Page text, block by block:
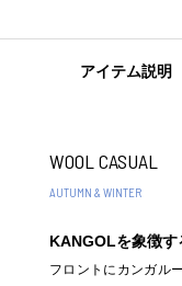
アイテム説明
WOOL CASUAL
AUTUMN & WINTER
KANGOLを象徴
フロントにカンガル